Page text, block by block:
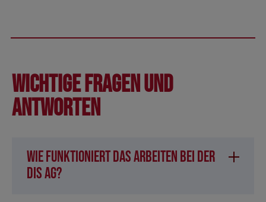
Wichtige Fragen und
Antworten
Wie funktioniert das Arbeiten bei der
DIS AG?